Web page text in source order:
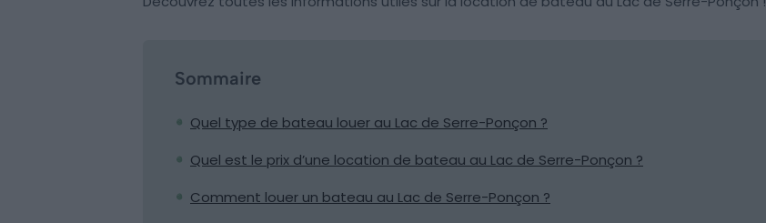
Sommaire
Quel type de bateau louer au Lac de Serre-Ponçon ?
Quel est le prix d’une location de bateau au Lac de Serre-Ponçon ?
Comment louer un bateau au Lac de Serre-Ponçon ?